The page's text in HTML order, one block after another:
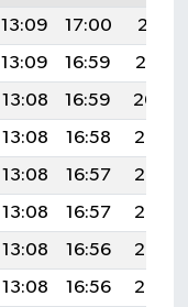
13:09 17:00
20:11
13:09 16:59
20:10
13:08 16:59
20:09
13:08 16:58
20:07
13:08 16:57
20:06
13:08 16:57
20:05
13:08 16:56
20:03
13:08 16:56
20:02